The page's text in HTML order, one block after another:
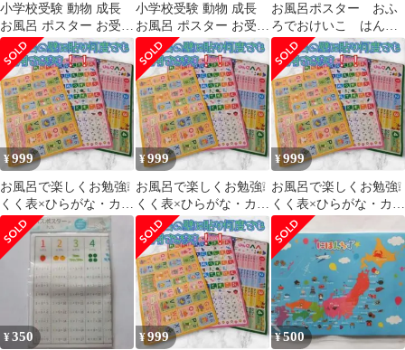
小学校受験 動物 成長
お風呂 ポスター お受験
理科的常識 自然科学 知
育
小学校受験 動物 成長
お風呂 ポスター お受験
理科的常識 自然科学 知
育
お風呂ポスター おふ
ろでおけいこ はんた
いことば 反対言葉
ポスター 知育 勉強
¥999
お風呂で楽しくお勉強❕
くく表×ひらがな・カタ
カナ表×ABCの3枚セッ
ト531A②
¥999
お風呂で楽しくお勉強❕
くく表×ひらがな・カタ
カナ表×ABCの3枚セッ
ト0530B
¥999
お風呂で楽しくお勉強❕
くく表×ひらがな・カタ
カナ表×ABCの3枚セッ
ト607A①
¥350 ¥999 ¥500